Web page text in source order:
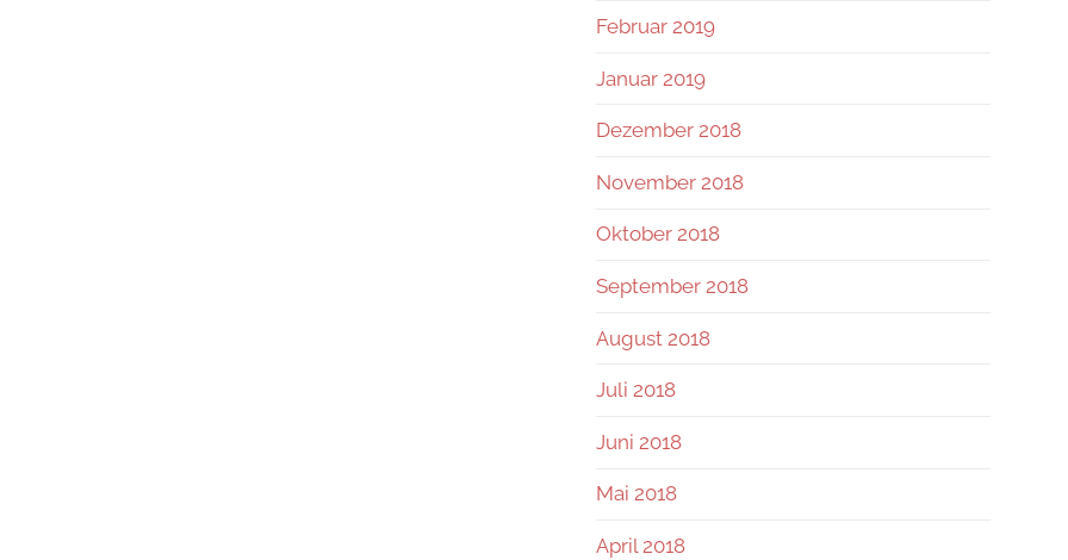
Februar 2019
Januar 2019
Dezember 2018
November 2018
Oktober 2018
September 2018
August 2018
Juli 2018
Juni 2018
Mai 2018
April 2018